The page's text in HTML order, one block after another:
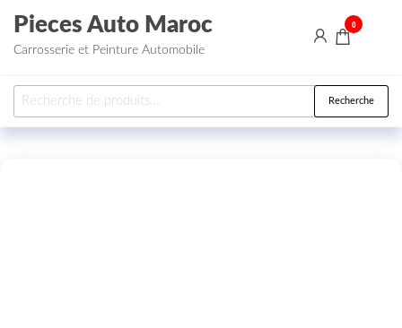
Aller au contenu
Pieces Auto Maroc
Carrosserie et Peinture Automobile
0
Recherche pour : Recherche